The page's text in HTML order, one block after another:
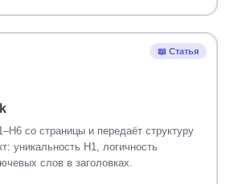
со страницы и передаёт структуру
уникальность H1, логичность
слов в заголовках.
📖 Статья